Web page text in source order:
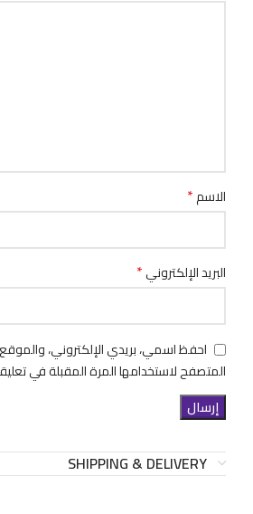
الاسم*
البريد الإلكتروني*
احفظ اسمي، بريدي الإلكتروني،
المتصفح لاستخدامها المرة المقبلة في
SHIPPING & DELIVERY